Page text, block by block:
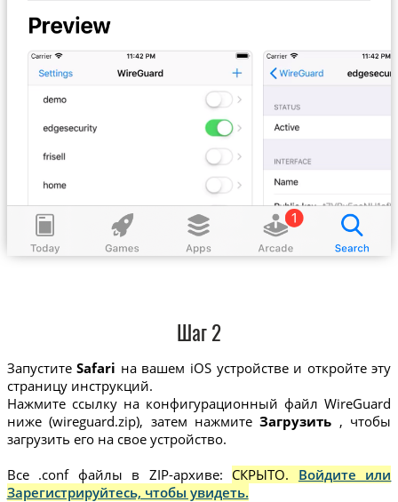
Шаг 2
ЗапуститеSafari на вашем iOS устройстве и откройте эту
страницу инструкций.
Нажмите ссылку на конфигурационный файл WireGuard
ниже (wireguard.zip), затем нажмитеЗагрузить , чтобы
загрузить его на свое устройство.
Все .conf файлы в ZIP-архиве: СКРЫТО. Войдите или
Зарегистрируйтесь, чтобы увидеть.